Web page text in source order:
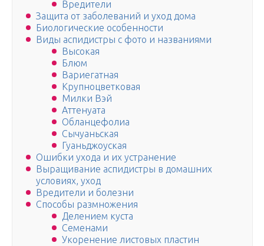
Вредители
Защита от заболеваний и уход дома
Биологические особенности
Виды аспидистры с фото и названиями
Высокая
Блюм
Вариегатная
Крупноцветковая
Милки Вэй
Аттенуата
Обланцефолиа
Сычуаньская
Гуаньджоуская
Ошибки ухода и их устранение
Выращивание аспидистры в домашних
условиях, уход
Вредители и болезни
Способы размножения
Делением куста
Семенами
Укоренение листовых пластин